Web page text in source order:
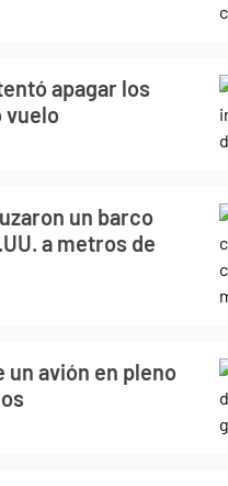
apagar los
vuelo
un barco
a metros de
un avión en pleno